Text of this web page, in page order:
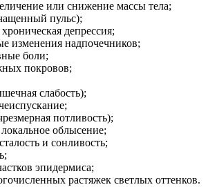
или снижение массы тела;
пульс);
депрессия;
изменения надпочечников;
боли;
покровов;
слабость);
потливость);
облысение;
и сонливость;
эпидермиса;
растяжек светлых оттенков.